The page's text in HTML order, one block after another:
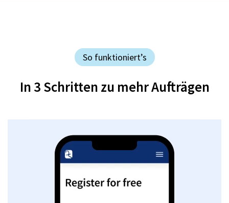
So funktioniert’s
In 3 Schritten zu mehr Aufträgen